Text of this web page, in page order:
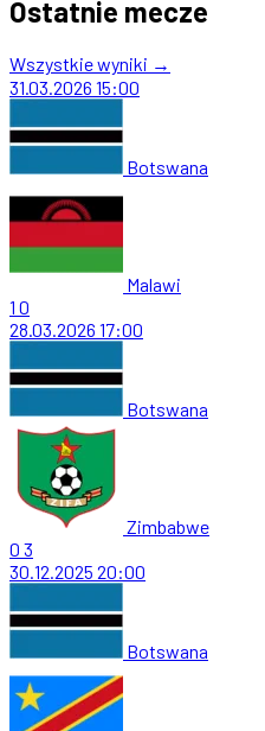
Ostatnie mecze
Wszystkie wyniki →
31.03.2026 15:00
Botswana
Malawi
1 0
28.03.2026 17:00
Botswana
Zimbabwe
0 3
30.12.2025 20:00
Botswana